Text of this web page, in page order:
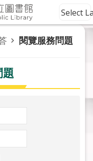
Select
閱覽服務問題